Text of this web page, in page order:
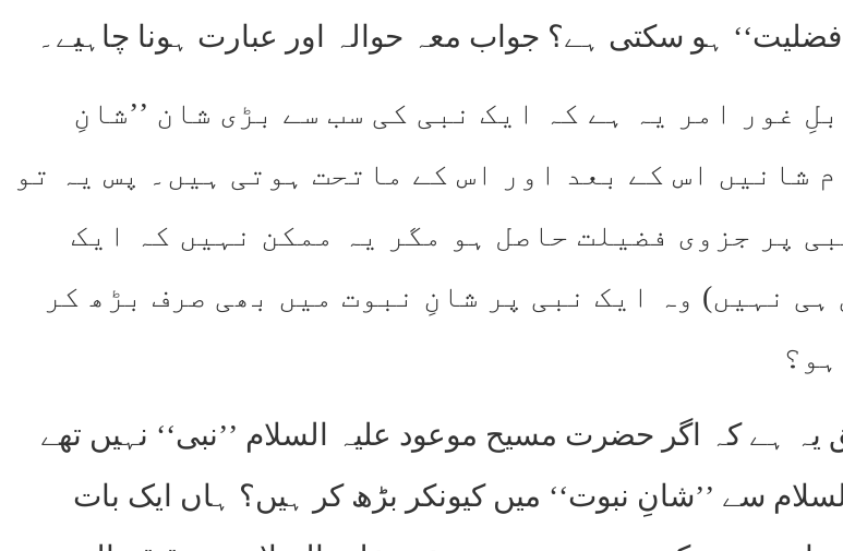
فضلیت‘‘ ہو سکتی ہے؟ جواب معہ حوالہ اور عبارت ہونا چاہیے۔
غور امر یہ ہے کہ ایک نبی کی سب سے بڑی شان ’’شانِ
شانیں اس کے بعد اور اس کے ماتحت ہوتی ہیں۔ پس یہ تو
پر جزوی فضیلت حاصل ہو مگر یہ ممکن نہیں کہ ایک
نہیں) وہ ایک نبی پر شانِ نبوت میں بھی صرف بڑھ کر
ہو؟
ہے کہ اگر حضرت مسیح موعود علیہ السلام ’’نبی‘‘ نہیں تھے
سے ’’شانِ نبوت‘‘ میں کیونکر بڑھ کر ہیں؟ ہاں ایک بات